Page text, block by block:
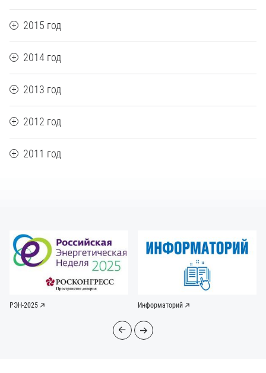
2015 год
2014 год
2013 год
2012 год
2011 год
РЭН-2025 Информаторий